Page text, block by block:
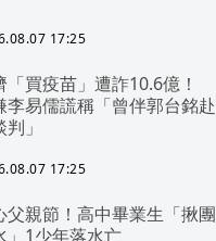
17:25
「買疫苗」遭詐10.6億！
李易儒謊稱「曾伴郭台銘赴
」
17:25
父親節！高中畢業生「揪團
」1少年落水亡